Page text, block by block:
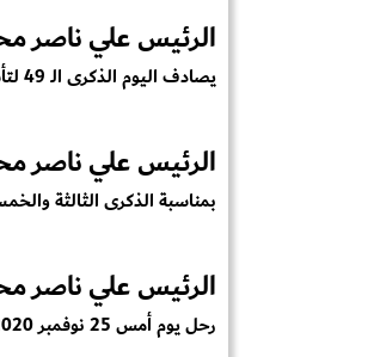
الرئيس علي ناصر
يصادف اليوم الذكرى الـ 49 لتأسيس دولة الامارات العربية المتحدة، بقيادة...
الرئيس علي ناصر محمد
بمناسبة الذكرى الثالثة والخمسين
الرئيس علي ناصر
رحل يوم أمس 25 نوفمبر 2020م القائد الكبير الامام الصادق المهدي الزعيم...